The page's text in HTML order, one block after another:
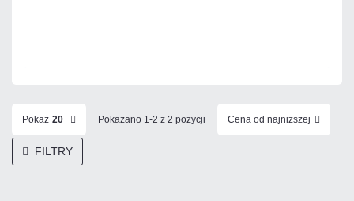
Pokaż 20 Pokazano 1-2 z 2 pozycji Cena od najniższej
FILTRY